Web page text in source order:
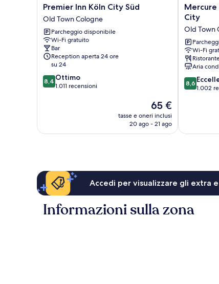
Premier
Inn
Köln
City
Süd
Old
Town
Premier Inn Köln City Süd
Old Town Cologne
Parcheggio disponibile
Wi-Fi gratuito
Bar
Reception aperta 24 ore
su 24
8.4
su
8,4 Ottimo
1.011 recensioni
Il
prezzo
attuale
65 €
tasse e oneri inclusi
20 ago - 21 ago
Mercure
Hotel
Severinshof
Köln
City
Old
Town
Cologne
Mercure
City
Old Town
Wi-Fi
Aria
8.6
su
8,6
1.002
Accedi per visualizzare gli extra
Informazioni sulla zona